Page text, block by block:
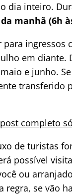
dia inteiro.
manhã (6h
para
em diante.
e junho.
completo
de turistas
possível
ou
regra, se vão